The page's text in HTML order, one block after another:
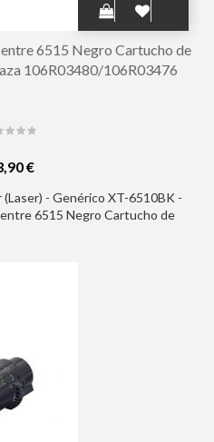
6515 Negro Cartucho de
106R03480/106R03476
€
- Genérico XT-6510BK -
6515 Negro Cartucho de